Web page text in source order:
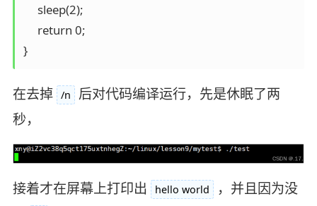
     sleep(2);
     return 0;
}
在去掉 /n
后对代码编译运行，先是休眠了两
秒，
接着才在屏幕上打印出 hello world
，并且因为没